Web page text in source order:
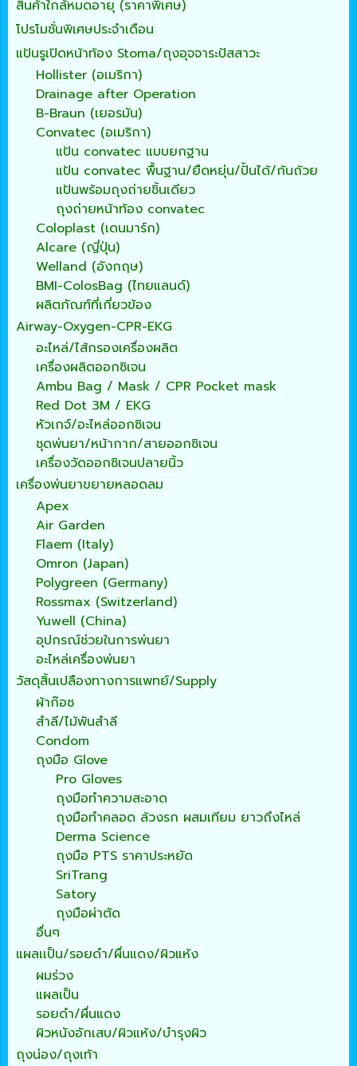
สินค้าใกล้หมดอายุ (ราคาพิเศษ)
โปรโมชั่นพิเศษประจำเดือน
แป้นรูเปิดหน้าท้อง Stoma/ถุงอุจจาระปัสสาวะ
Hollister (อเมริกา)
Drainage after Operation
B-Braun (เยอรมัน)
Convatec (อเมริกา)
แป้น convatec แบบยกฐาน
แป้น convatec พื้นฐาน/ยืดหยุ่น/ปั้นได้/ก้นถ้วย
แป้นพร้อมถุงถ่ายชิ้นเดียว
ถุงถ่ายหน้าท้อง convatec
Coloplast (เดนมาร์ก)
Alcare (ญี่ปุ่น)
Welland (อังกฤษ)
BMI-ColosBag (ไทยแลนด์)
ผลิตภัณฑ์ที่เกี่ยวข้อง
Airway-Oxygen-CPR-EKG
อะไหล่/ไส้กรองเครื่องผลิต
เครื่องผลิตออกซิเจน
Ambu Bag / Mask / CPR Pocket mask
Red Dot 3M / EKG
หัวเกจ์/อะไหล่ออกซิเจน
ชุดพ่นยา/หน้ากาก/สายออกซิเจน
เครื่องวัดออกซิเจนปลายนิ้ว
เครื่องพ่นยาขยายหลอดลม
Apex
Air Garden
Flaem (Italy)
Omron (Japan)
Polygreen (Germany)
Rossmax (Switzerland)
Yuwell (China)
อุปกรณ์ช่วยในการพ่นยา
อะไหล่เครื่องพ่นยา
วัสดุสิ้นเปลืองทางการแพทย์/Supply
ผ้าก๊อซ
สำลี/ไม้พันสำลี
Condom
ถุงมือ Glove
Pro Gloves
ถุงมือทำความสะอาด
ถุงมือทำคลอด ล้วงรก ผสมเทียม ยาวถึงไหล่
Derma Science
ถุงมือ PTS ราคาประหยัด
SriTrang
Satory
ถุงมือผ่าตัด
อื่นๆ
แผลเเป็น/รอยดำ/ผื่นแดง/ผิวแห้ง
ผมร่วง
แผลเป็น
รอยดำ/ผื่นแดง
ผิวหนังอักเสบ/ผิวแห้ง/บำรุงผิว
ถุงน่อง/ถุงเท้า